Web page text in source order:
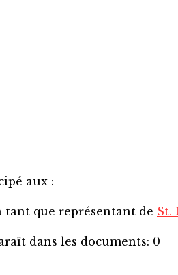
aux :
tant que représentant de St.
dans les documents: 0